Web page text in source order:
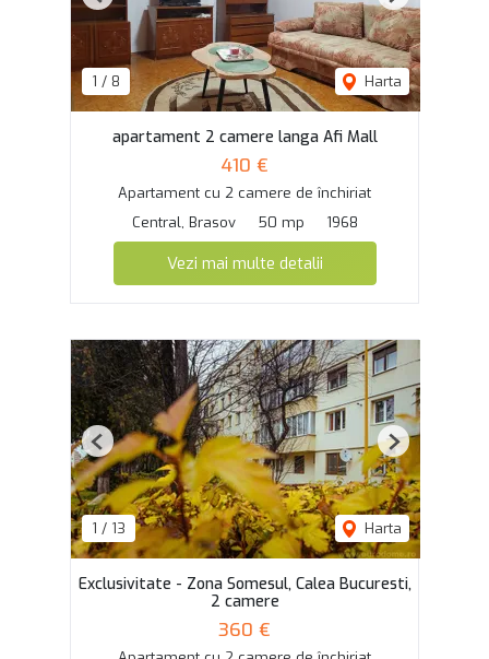
1 / 8 Harta
apartament 2 camere langa Afi Mall
410 €
Apartament cu 2 camere de închiriat
Central, Brasov
50 mp 1968
Vezi mai multe detalii
1 / 13 Harta
Previous Next
Exclusivitate - Zona Somesul, Calea Bucuresti,
2 camere
360 €